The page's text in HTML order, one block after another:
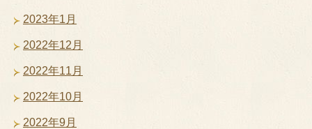
2023年1月
2022年12月
2022年11月
2022年10月
2022年9月